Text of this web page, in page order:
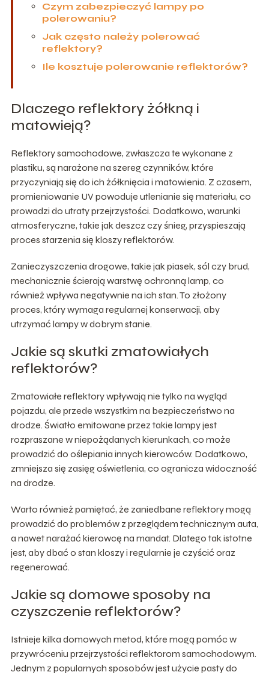
Czym zabezpieczyć lampy po
polerowaniu?
Jak często należy polerować
reflektory?
Ile kosztuje polerowanie reflektorów?
Dlaczego reflektory żółkną i
matowieją?
Reflektory samochodowe, zwłaszcza te wykonane z
plastiku, są narażone na szereg czynników, które
przyczyniają się do ich żółknięcia i matowienia. Z czasem,
promieniowanie UV powoduje utlenianie się materiału, co
prowadzi do utraty przejrzystości. Dodatkowo, warunki
atmosferyczne, takie jak deszcz czy śnieg, przyspieszają
proces starzenia się kloszy reflektorów.
Zanieczyszczenia drogowe, takie jak piasek, sól czy brud,
mechanicznie ścierają warstwę ochronną lamp, co
również wpływa negatywnie na ich stan. To złożony
proces, który wymaga regularnej konserwacji, aby
utrzymać lampy w dobrym stanie.
Jakie są skutki zmatowiałych
reflektorów?
Zmatowiałe reflektory wpływają nie tylko na wygląd
pojazdu, ale przede wszystkim na bezpieczeństwo na
drodze. Światło emitowane przez takie lampy jest
rozpraszane w niepożądanych kierunkach, co może
prowadzić do oślepiania innych kierowców. Dodatkowo,
zmniejsza się zasięg oświetlenia, co ogranicza widoczność
na drodze.
Warto również pamiętać, że zaniedbane reflektory mogą
prowadzić do problemów z przeglądem technicznym auta,
a nawet narażać kierowcę na mandat. Dlatego tak istotne
jest, aby dbać o stan kloszy i regularnie je czyścić oraz
regenerować.
Jakie są domowe sposoby na
czyszczenie reflektorów?
Istnieje kilka domowych metod, które mogą pomóc w
przywróceniu przejrzystości reflektorom samochodowym.
Jednym z popularnych sposobów jest użycie pasty do